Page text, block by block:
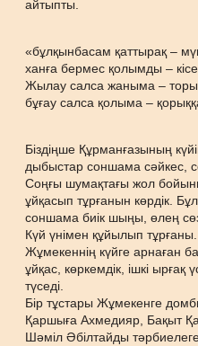
айтыпты.
«бұлқынбасам қаттырақ –
ханға бермес қолымды –
Жылау салса жаныма –
бұғау салса қолыма –
Біздіңше Құрманғазының
дыбыстар соншама сәйкес,
Соңғы шумақтағы жол
ұйқасып тұрғанын көрдік.
соншама биік шыңы, өлең
Күй үнімен құйылып тұрғаны.
Жұмекеннің күйге арнаған
ұйқас, көркемдік, ішкі ырғақ
түседі.
Бір тұстары Жұмекенге
Қаршыға Ахмедияр, Бақыт
Шәміл Әбілтайды